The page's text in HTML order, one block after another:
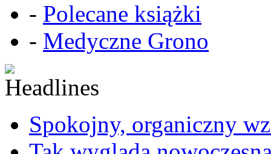
- Polecane książki
- Medyczne Grono
Spokojny, organiczny